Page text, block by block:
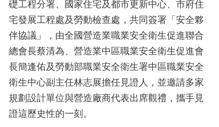
礎工程分署、國家住宅及都市更新中心、市府住
宅發展工程處及勞動檢查處，共同簽署「安全夥
伴協議」，由全國營造業職業安全衛生促進聯合
總會長蔡清為、營造業中區職業安全衛生促進會
長簡逢佑及勞動部職業安全衛生署中區職業安全
衛生中心副主任林志展擔任見證人，並邀請多家
規劃設計單位與營造廠商代表出席觀禮，攜手見
證這歷史性的一刻。